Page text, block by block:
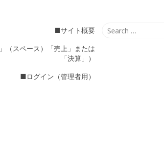
Search
■サイト概要
（スペース）「売上」または
「決算」）
■ログイン（管理者用）